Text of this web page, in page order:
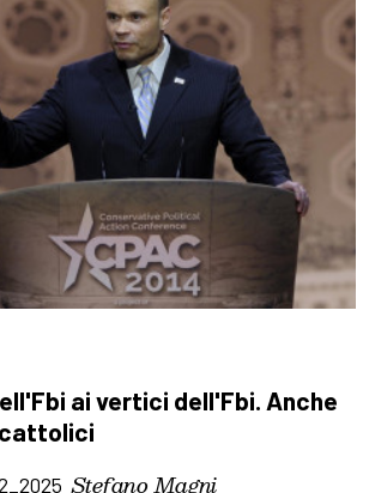
ai vertici dell'Fbi. Anche
Stefano Magni